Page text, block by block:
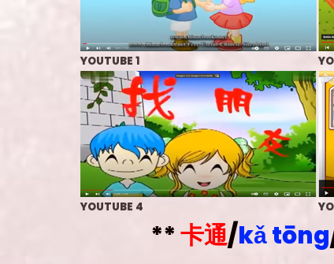
YOUTUBE 1
YOUTUBE 4
**卡通/kǎ tōng